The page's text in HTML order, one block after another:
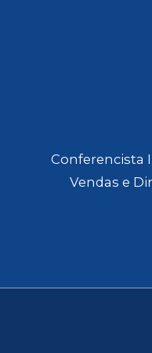
Conferencista
Vendas e